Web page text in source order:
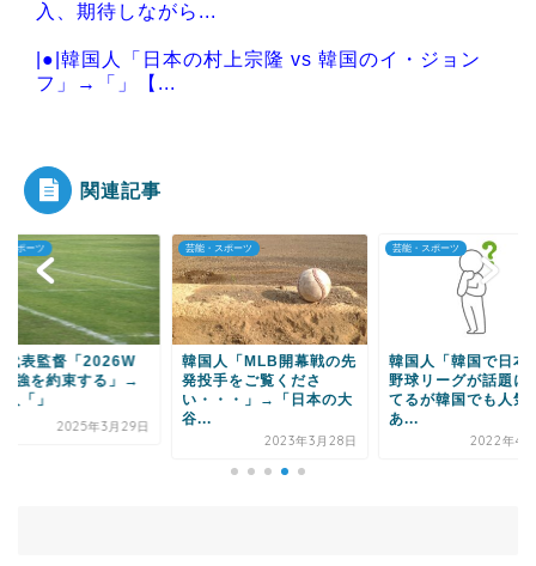
入、期待しながら...
|●|韓国人「日本の村上宗隆 vs 韓国のイ・ジョン
フ」→「」【...
Powered by livedoor 相互RSS
関連記事
スポーツ
代表監督「2026W
8強を約束する」→
「」
2025年3月29日
芸能・スポーツ
韓国人「MLB開幕戦の先
発投手をご覧くださ
い・・・」→「日本の大
谷...
2023年3月28日
芸能・スポーツ
韓国人「韓国で日本
野球リーグが話題に
てるが韓国でも人気
あ...
2022年4